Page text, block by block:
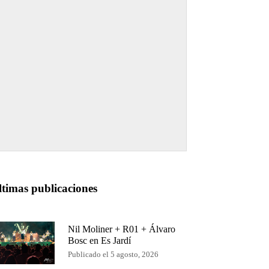
publicaciones
Nil Moliner + R01 + Álvaro
Bosc en Es Jardí
Publicado el 5 agosto, 2026